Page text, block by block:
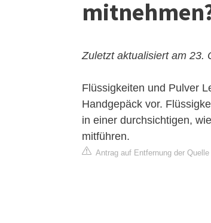
Zuletzt aktualisiert am 23.
Flüssigkeiten und Pulver
Handgepäck vor.
in einer durchsichtigen,
mitführen.
Antrag auf Entfernung der Quelle